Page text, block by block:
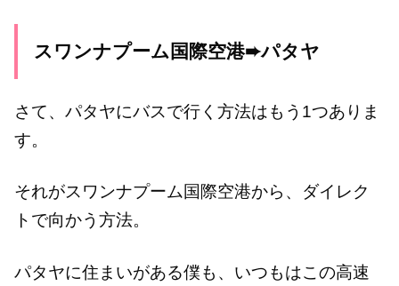
スワンナプーム国際空港➨パタヤ
さて、パタヤにバスで行く方法はもう1つありま
す。
それがスワンナプーム国際空港から、ダイレク
トで向かう方法。
パタヤに住まいがある僕も、いつもはこの高速